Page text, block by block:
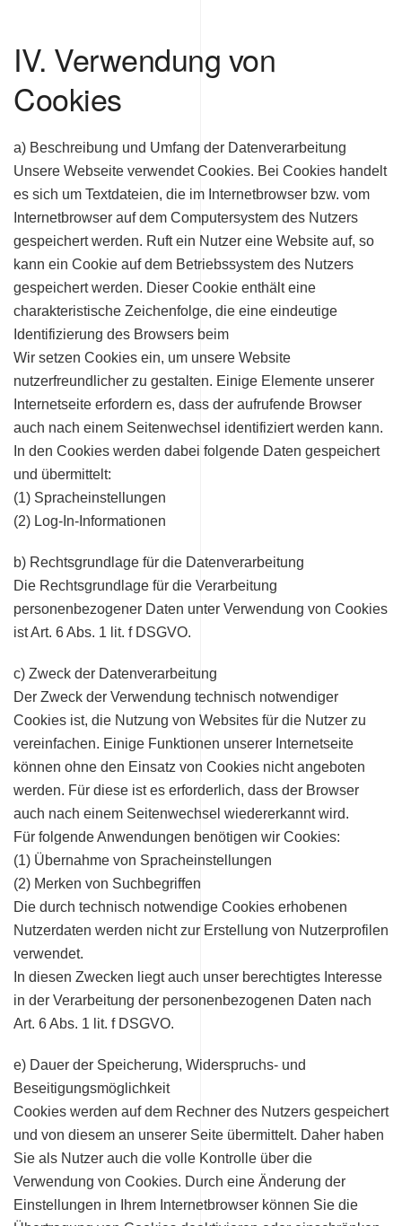
IV. Verwendung von
Cookies
a) Beschreibung und Umfang der Datenverarbeitung
Unsere Webseite verwendet Cookies. Bei Cookies handelt
es sich um Textdateien, die im Internetbrowser bzw. vom
Internetbrowser auf dem Computersystem des Nutzers
gespeichert werden. Ruft ein Nutzer eine Website auf, so
kann ein Cookie auf dem Betriebssystem des Nutzers
gespeichert werden. Dieser Cookie enthält eine
charakteristische Zeichenfolge, die eine eindeutige
Identifizierung des Browsers beim
Wir setzen Cookies ein, um unsere Website
nutzerfreundlicher zu gestalten. Einige Elemente unserer
Internetseite erfordern es, dass der aufrufende Browser
auch nach einem Seitenwechsel identifiziert werden kann.
In den Cookies werden dabei folgende Daten gespeichert
und übermittelt:
(1) Spracheinstellungen
(2) Log-In-Informationen
b) Rechtsgrundlage für die Datenverarbeitung
Die Rechtsgrundlage für die Verarbeitung
personenbezogener Daten unter Verwendung von Cookies
ist Art. 6 Abs. 1 lit. f DSGVO.
c) Zweck der Datenverarbeitung
Der Zweck der Verwendung technisch notwendiger
Cookies ist, die Nutzung von Websites für die Nutzer zu
vereinfachen. Einige Funktionen unserer Internetseite
können ohne den Einsatz von Cookies nicht angeboten
werden. Für diese ist es erforderlich, dass der Browser
auch nach einem Seitenwechsel wiedererkannt wird.
Für folgende Anwendungen benötigen wir Cookies:
(1) Übernahme von Spracheinstellungen
(2) Merken von Suchbegriffen
Die durch technisch notwendige Cookies erhobenen
Nutzerdaten werden nicht zur Erstellung von Nutzerprofilen
verwendet.
In diesen Zwecken liegt auch unser berechtigtes Interesse
in der Verarbeitung der personenbezogenen Daten nach
Art. 6 Abs. 1 lit. f DSGVO.
e) Dauer der Speicherung, Widerspruchs- und
Beseitigungsmöglichkeit
Cookies werden auf dem Rechner des Nutzers gespeichert
und von diesem an unserer Seite übermittelt. Daher haben
Sie als Nutzer auch die volle Kontrolle über die
Verwendung von Cookies. Durch eine Änderung der
Einstellungen in Ihrem Internetbrowser können Sie die